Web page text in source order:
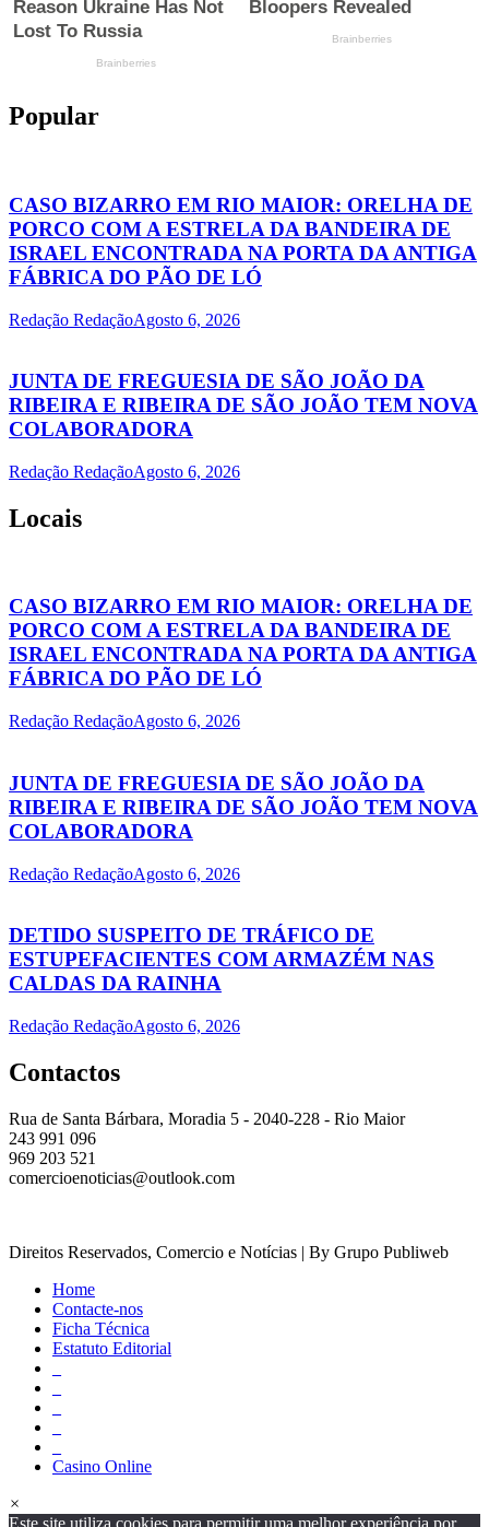
Popular
CASO BIZARRO EM RIO MAIOR: ORELHA DE
PORCO COM A ESTRELA DA BANDEIRA DE
ISRAEL ENCONTRADA NA PORTA DA ANTIGA
FÁBRICA DO PÃO DE LÓ
Redação RedaçãoAgosto 6, 2026
JUNTA DE FREGUESIA DE SÃO JOÃO DA
RIBEIRA E RIBEIRA DE SÃO JOÃO TEM NOVA
COLABORADORA
Redação RedaçãoAgosto 6, 2026
Locais
CASO BIZARRO EM RIO MAIOR: ORELHA DE
PORCO COM A ESTRELA DA BANDEIRA DE
ISRAEL ENCONTRADA NA PORTA DA ANTIGA
FÁBRICA DO PÃO DE LÓ
Redação RedaçãoAgosto 6, 2026
JUNTA DE FREGUESIA DE SÃO JOÃO DA
RIBEIRA E RIBEIRA DE SÃO JOÃO TEM NOVA
COLABORADORA
Redação RedaçãoAgosto 6, 2026
DETIDO SUSPEITO DE TRÁFICO DE
ESTUPEFACIENTES COM ARMAZÉM NAS
CALDAS DA RAINHA
Redação RedaçãoAgosto 6, 2026
Contactos
Rua de Santa Bárbara, Moradia 5 - 2040-228 - Rio Maior
243 991 096
969 203 521
comercioenoticias@outlook.com
Direitos Reservados, Comercio e Notícias | By Grupo Publiweb
Home
Contacte-nos
Ficha Técnica
Estatuto Editorial
Casino Online
×
Este site utiliza cookies para permitir uma melhor experiência por